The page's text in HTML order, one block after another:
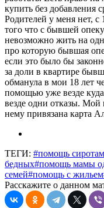
купить без добавления
Родителей у меня нет, с
того что с бывшей
невозможно жить на
про которую бывшая
если это было бы
за доли в квартире
обманула в мои 18 лет
помощью уже везде куда
везде одни отказы. Мой
нему привязана карта
ТЕГИ: #помощь сиротам
бедных#помощь мамы
семей#помощь с жильем
Расскажите о данном